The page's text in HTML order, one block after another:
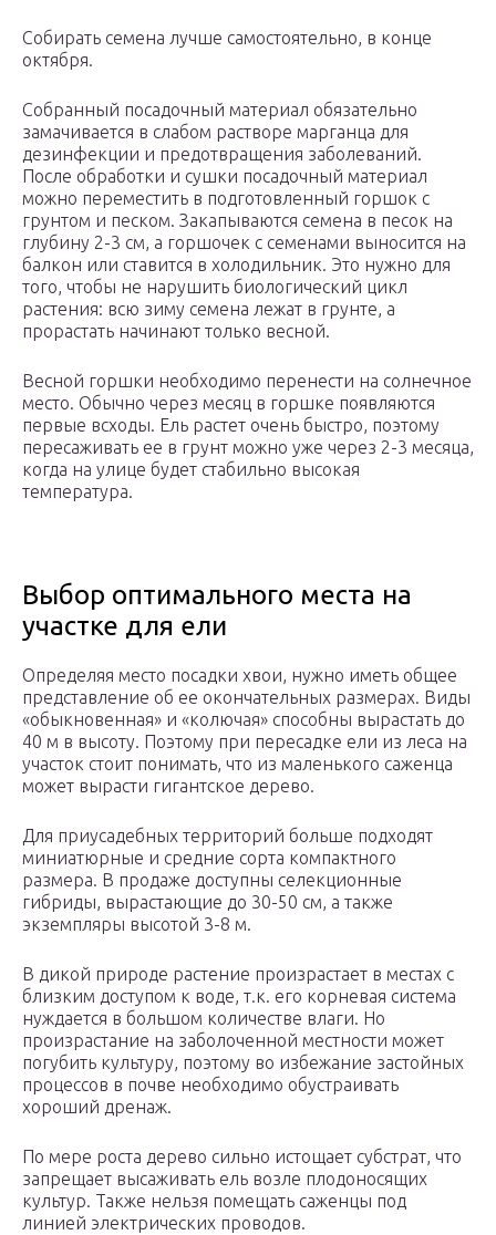
Собирать семена лучше самостоятельно, в конце
октября.
Собранный посадочный материал обязательно
замачивается в слабом растворе марганца для
дезинфекции и предотвращения заболеваний.
После обработки и сушки посадочный материал
можно переместить в подготовленный горшок с
грунтом и песком. Закапываются семена в песок на
глубину 2-3 см, а горшочек с семенами выносится на
балкон или ставится в холодильник. Это нужно для
того, чтобы не нарушить биологический цикл
растения: всю зиму семена лежат в грунте, а
прорастать начинают только весной.
Весной горшки необходимо перенести на солнечное
место. Обычно через месяц в горшке появляются
первые всходы. Ель растет очень быстро, поэтому
пересаживать ее в грунт можно уже через 2-3 месяца,
когда на улице будет стабильно высокая
температура.
Выбор оптимального места на
участке для ели
Определяя место посадки хвои, нужно иметь общее
представление об ее окончательных размерах. Виды
«обыкновенная» и «колючая» способны вырастать до
40 м в высоту. Поэтому при пересадке ели из леса на
участок стоит понимать, что из маленького саженца
может вырасти гигантское дерево.
Для приусадебных территорий больше подходят
миниатюрные и средние сорта компактного
размера. В продаже доступны селекционные
гибриды, вырастающие до 30-50 см, а также
экземпляры высотой 3-8 м.
В дикой природе растение произрастает в местах с
близким доступом к воде, т.к. его корневая система
нуждается в большом количестве влаги. Но
произрастание на заболоченной местности может
погубить культуру, поэтому во избежание застойных
процессов в почве необходимо обустраивать
хороший дренаж.
По мере роста дерево сильно истощает субстрат, что
запрещает высаживать ель возле плодоносящих
культур. Также нельзя помещать саженцы под
линией электрических проводов.